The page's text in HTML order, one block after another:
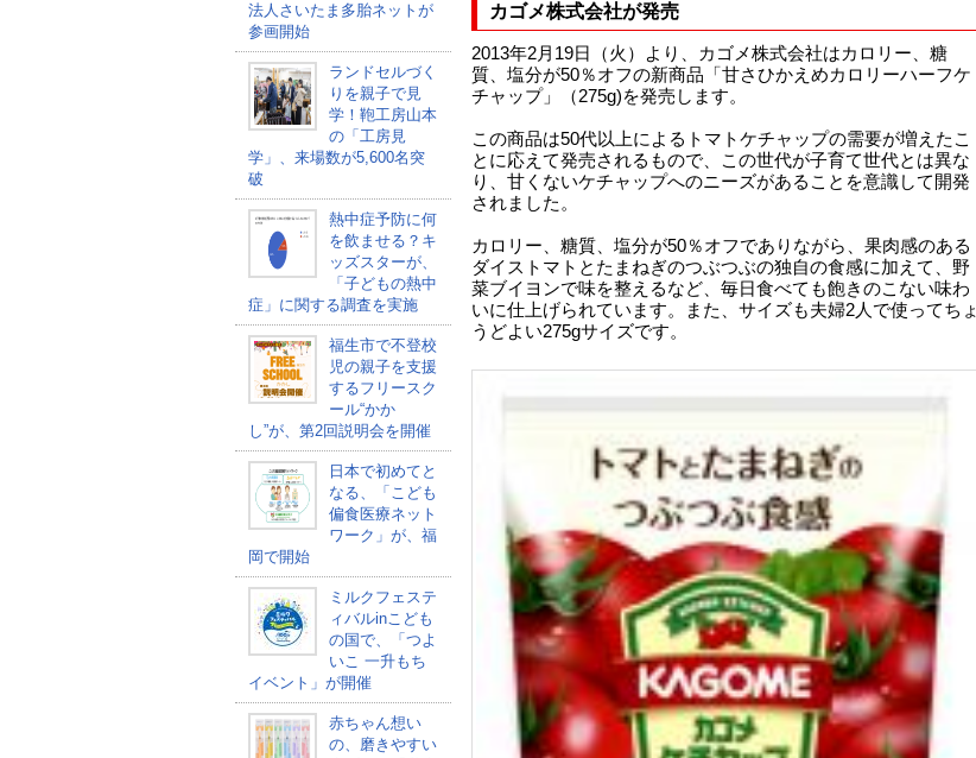
法人さいたま多胎ネットが
参画開始
ランドセルづく
りを親子で見
学！鞄工房山本
の「工房見
学」、来場数が5,600名突
破
熱中症予防に何
を飲ませる？キ
ッズスターが、
「子どもの熱中
症」に関する調査を実施
福生市で不登校
児の親子を支援
するフリースク
ール“かか
し”が、第2回説明会を開催
日本で初めてと
なる、「こども
偏食医療ネット
ワーク」が、福
岡で開始
ミルクフェステ
ィバルinこども
の国で、「つよ
いこ 一升もち
イベント」が開催
赤ちゃん想い
の、磨きやすい
カゴメ株式会社が発売
2013年2月19日（火）より、カゴメ株式会社はカロリー、糖
質、塩分が50％オフの新商品「甘さひかえめカロリーハーフケ
チャップ」（275g)を発売します。
この商品は50代以上によるトマトケチャップの需要が増えたこ
とに応えて発売されるもので、この世代が子育て世代とは異な
り、甘くないケチャップへのニーズがあることを意識して開発
されました。
カロリー、糖質、塩分が50％オフでありながら、果肉感のある
ダイストマトとたまねぎのつぶつぶの独自の食感に加えて、野
菜ブイヨンで味を整えるなど、毎日食べても飽きのこない味わ
いに仕上げられています。また、サイズも夫婦2人で使ってちょ
うどよい275gサイズです。